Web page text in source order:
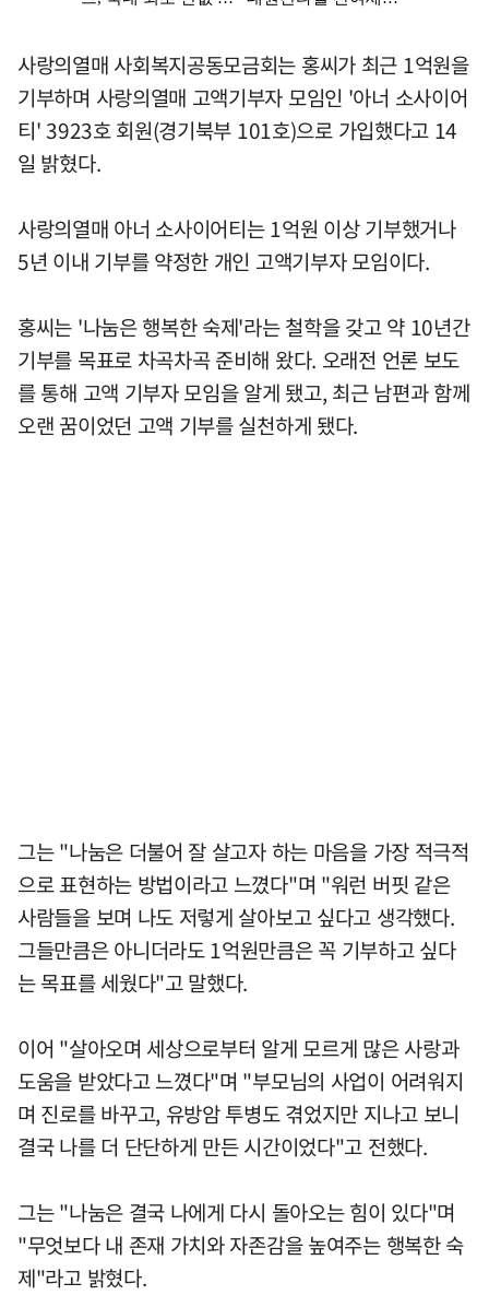
사랑의열매 사회복지공동모금회는 홍씨가 최근 1억원을
기부하며 사랑의열매 고액기부자 모임인 '아너 소사이어
티' 3923호 회원(경기북부 101호)으로 가입했다고 14
일 밝혔다.
사랑의열매 아너 소사이어티는 1억원 이상 기부했거나
5년 이내 기부를 약정한 개인 고액기부자 모임이다.
홍씨는 '나눔은 행복한 숙제'라는 철학을 갖고 약 10년간
기부를 목표로 차곡차곡 준비해 왔다. 오래전 언론 보도
를 통해 고액 기부자 모임을 알게 됐고, 최근 남편과 함께
오랜 꿈이었던 고액 기부를 실천하게 됐다.
그는 "나눔은 더불어 잘 살고자 하는 마음을 가장 적극적
으로 표현하는 방법이라고 느꼈다"며 "워런 버핏 같은
사람들을 보며 나도 저렇게 살아보고 싶다고 생각했다.
그들만큼은 아니더라도 1억원만큼은 꼭 기부하고 싶다
는 목표를 세웠다"고 말했다.
이어 "살아오며 세상으로부터 알게 모르게 많은 사랑과
도움을 받았다고 느꼈다"며 "부모님의 사업이 어려워지
며 진로를 바꾸고, 유방암 투병도 겪었지만 지나고 보니
결국 나를 더 단단하게 만든 시간이었다"고 전했다.
그는 "나눔은 결국 나에게 다시 돌아오는 힘이 있다"며
"무엇보다 내 존재 가치와 자존감을 높여주는 행복한 숙
제"라고 밝혔다.